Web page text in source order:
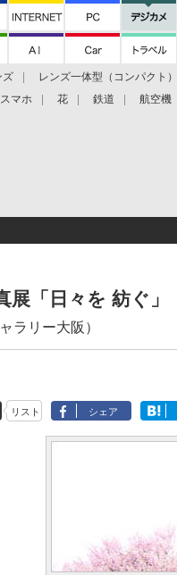
ズ レンズ一体型（コンパクト）
スマホ 花 鉄道 航空機
展「日々を 紡ぐ」
ラリー大阪）
リスト シェア